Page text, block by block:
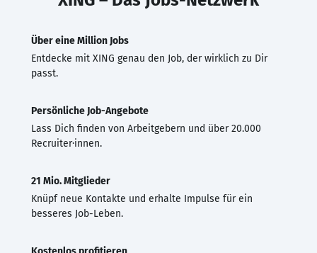
Über eine Million Jobs
Entdecke mit XING genau den Job, der wirklich zu Dir
passt.
Persönliche Job-Angebote
Lass Dich finden von Arbeitgebern und über 20.000
Recruiter·innen.
21 Mio. Mitglieder
Knüpf neue Kontakte und erhalte Impulse für ein
besseres Job-Leben.